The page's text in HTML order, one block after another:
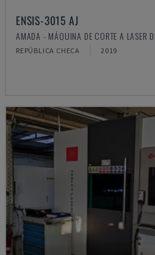
ENSIS-3015 AJ
AMADA - MÁQUINA DE CORTE A LASER
REPÚBLICA CHECA 2019